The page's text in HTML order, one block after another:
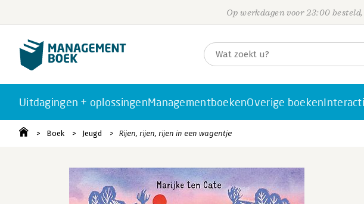
Op werkdagen voor 23:00
Uitdagingen + oplossingenManagementboekenOverige boeken
Boek Jeugd Rijen, rijen, rijen in een wagentje